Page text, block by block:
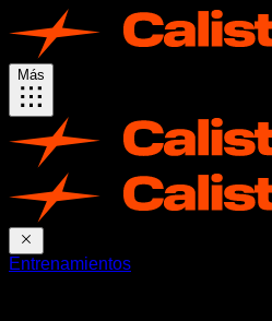
Más
Entrenamientos